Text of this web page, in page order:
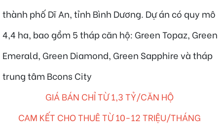
thành phố Dĩ An, tỉnh Bình Dương. Dự án có quy mô
4,4 ha, bao gồm 5 tháp căn hộ: Green Topaz, Green
Emerald, Green Diamond, Green Sapphire và tháp
trung tâm Bcons City
GIÁ BÁN CHỈ TỪ 1,3 TỶ/CĂN HỘ
CAM KẾT CHO THUÊ TỪ 10-12 TRIỆU/THÁNG